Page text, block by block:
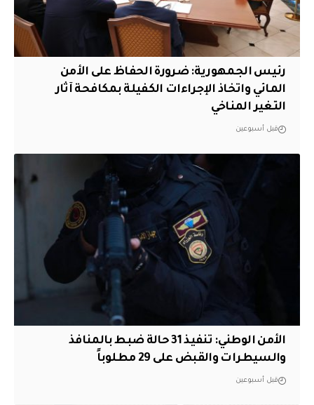
رئيس الجمهورية: ضرورة الحفاظ على الأمن
المائي واتخاذ الإجراءات الكفيلة بمكافحة آثار
التغير المناخي
قبل أسبوعين
الأمن الوطني: تنفيذ 31 حالة ضبط بالمنافذ
والسيطرات والقبض على 29 مطلوباً
قبل أسبوعين